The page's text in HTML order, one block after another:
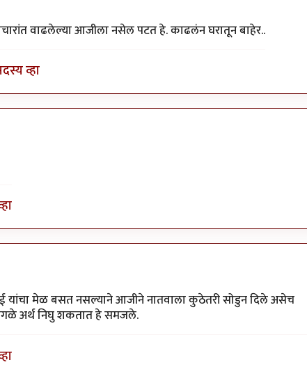
आवडली.byचित्रगुप्त
वाढलेल्या आजीला नसेल पटत हे. काढलंन घरातून बाहेर..
व्हा
यांचा मेळ बसत नसल्याने आजीने नातवाला कुठेतरी सोडुन दिले असेच
अर्थ निघु शकतात हे समजले.